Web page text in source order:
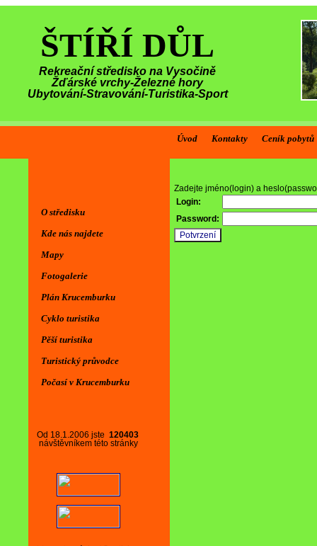
ŠTÍŘÍ DŮL
Rekreační středisko na Vysočině
Žďárské vrchy-Železné hory
Ubytování-Stravování-Turistika-Sport
Úvod Kontakty Ceník pobytů
Zadejte jméno(login) a
Login:
Password:
Od 18.1.2006 jste 120403
návštěvníkem této stránky
O středisku
Kde nás najdete
Mapy
Fotogalerie
Plán Krucemburku
Cyklo turistika
Pěší turistika
Turistický průvodce
Počasí v Krucemburku